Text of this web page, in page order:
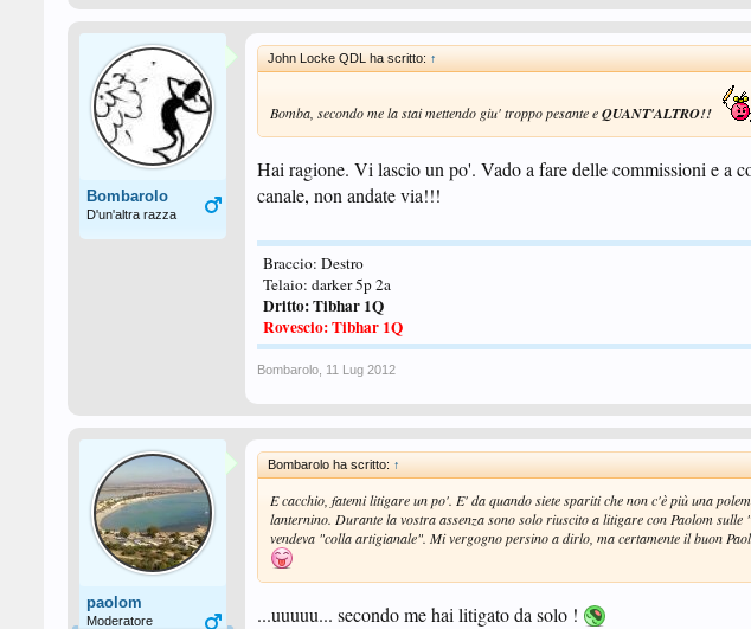
Bombarolo
D'un'altra razza
John Locke QDL ha scritto: ↑
Bomba, secondo me la stai mettendo giu' troppo pesante eQUANT'ALTRO!!
Hai ragione. Vi lascio un po'. Vado a fare delle commissioni e a
canale, non andate via!!!
Braccio: Destro
Telaio: darker 5p 2a
Dritto: Tibhar 1Q
Rovescio: Tibhar 1Q
Bombarolo 11 Lug 2012
paolom
Moderatore
Bombarolo ha scritto: ↑
E cacchio, fatemi litigare un po'. E' da quando siete spariti che non c'è più una
lanternino. Durante la vostra assenza sono solo riuscito a litigare con Paolom sulle
vendeva "colla artigianale". Mi vergogno persino a dirlo, ma certamente il buon
...uuuuu... secondo me hai litigato da solo !